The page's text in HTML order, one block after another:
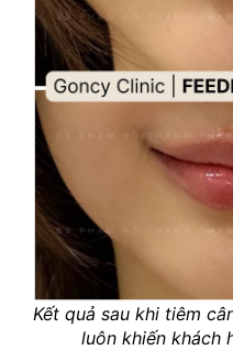
Kết quả sau khi tiêm
luôn khiến khách